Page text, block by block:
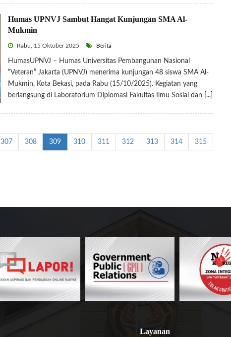
Humas UPNVJ Sambut Hangat Kunjungan SMA Al-
Mukmin
Rabu, 15 Oktober 2025 Berita
HumasUPNVJ – Humas Universitas Pembangunan Nasional
“Veteran” Jakarta (UPNVJ) menerima kunjungan 48 siswa SMA Al-
Mukmin, Kota Bekasi, pada Rabu (15/10/2025). Kegiatan yang
berlangsung di Laboratorium Diplomasi Fakultas Ilmu Sosial dan
[...]
307 308 309 310 311 312 313 314 315
Layanan